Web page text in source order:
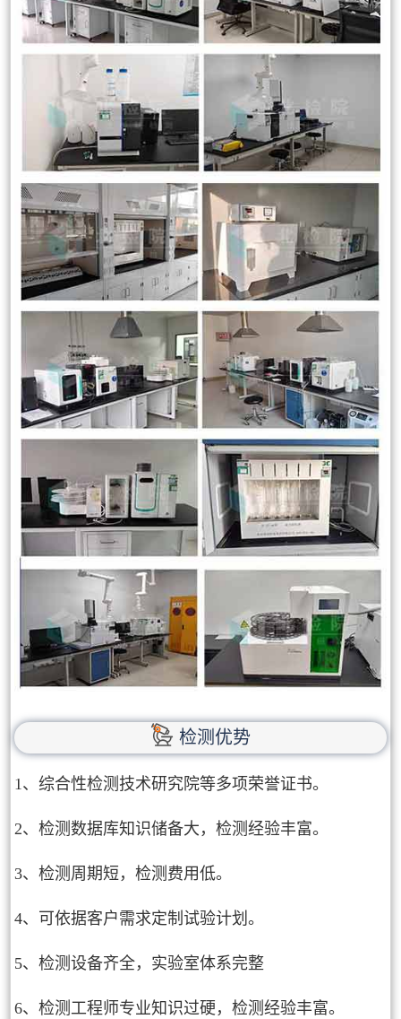
检测优势
1、综合性检测技术研究院等多项荣誉证书。
2、检测数据库知识储备大，检测经验丰富。
3、检测周期短，检测费用低。
4、可依据客户需求定制试验计划。
5、检测设备齐全，实验室体系完整
6、检测工程师专业知识过硬，检测经验丰富。